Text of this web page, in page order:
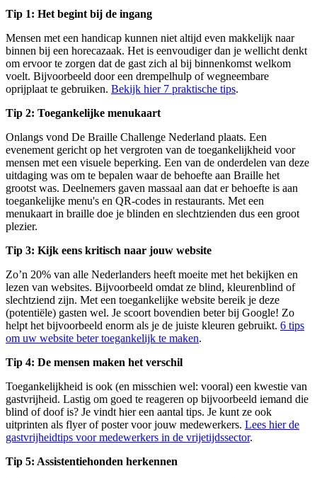
Tip 1: Het begint bij de ingang
Mensen met een handicap kunnen niet altijd even makkelijk naar
binnen bij een horecazaak. Het is eenvoudiger dan je wellicht denkt
om ervoor te zorgen dat de gast zich al bij binnenkomst welkom
voelt. Bijvoorbeeld door een drempelhulp of wegneembare
oprijplaat te gebruiken. Bekijk hier 7 praktische tips.
Tip 2: Toegankelijke menukaart
Onlangs vond De Braille Challenge Nederland plaats. Een
evenement gericht op het vergroten van de toegankelijkheid voor
mensen met een visuele beperking. Een van de onderdelen van deze
uitdaging was om te bepalen waar de behoefte aan Braille het
grootst was. Deelnemers gaven massaal aan dat er behoefte is aan
toegankelijke menu's en QR-codes in restaurants. Met een
menukaart in braille doe je blinden en slechtzienden dus een groot
plezier.
Tip 3: Kijk eens kritisch naar jouw website
Zo’n 20% van alle Nederlanders heeft moeite met het bekijken en
lezen van websites. Bijvoorbeeld omdat ze blind, kleurenblind of
slechtziend zijn. Met een toegankelijke website bereik je deze
(potentiële) gasten wel. Je scoort bovendien beter bij Google! Zo
helpt het bijvoorbeeld enorm als je de juiste kleuren gebruikt. 6 tips
om uw website beter toegankelijk te maken.
Tip 4: De mensen maken het verschil
Toegankelijkheid is ook (en misschien wel: vooral) een kwestie van
gastvrijheid. Lastig om goed te reageren op bijvoorbeeld iemand die
blind of doof is? Je vindt hier een aantal tips. Je kunt ze ook
uitprinten als flyer of poster voor jouw medewerkers. Lees hier de
gastvrijheidtips voor medewerkers in de vrijetijdssector.
Tip 5: Assistentiehonden herkennen